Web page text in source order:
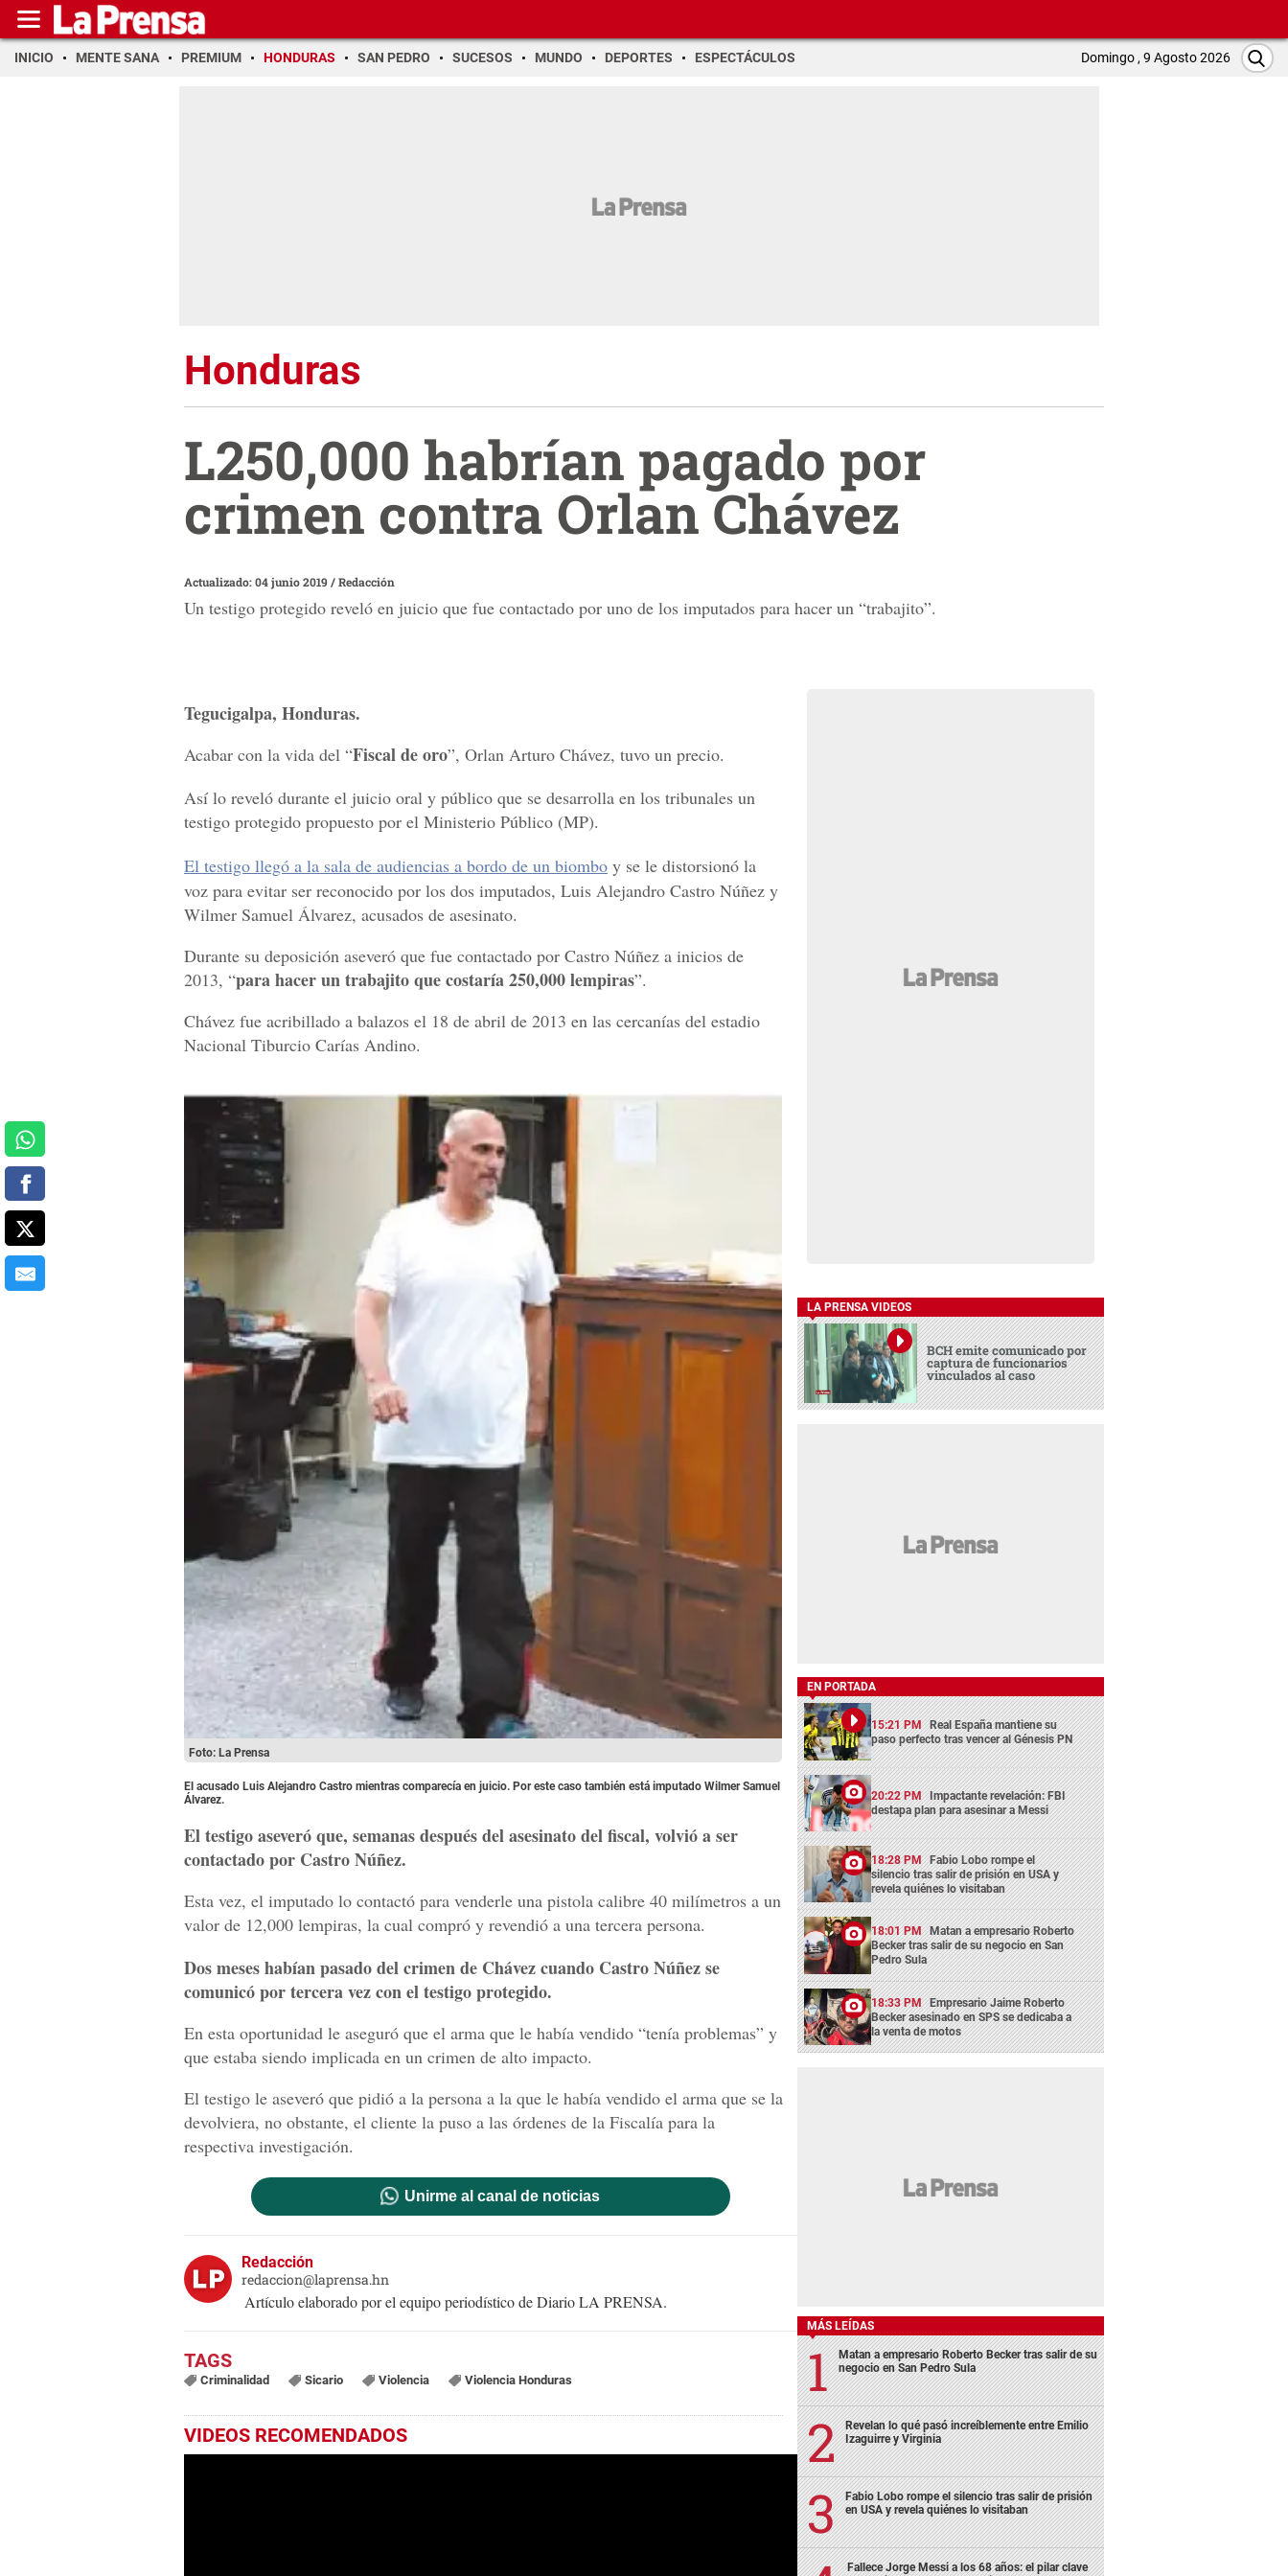
INICIO MENTE SANA PREMIUM HONDURAS SAN PEDRO SUCESOS MUNDO DEPORTES ESPECTÁCULOS Domingo , 9 Agosto 2026
Honduras
L250,000 habrían pagado por
crimen contra Orlan Chávez
Actualizado: 04 junio 2019/Redacción
Un testigo protegido reveló en juicio que fue contactado por uno de los imputados para hacer un “trabajito”.
Tegucigalpa, Honduras.
Acabar con la vida del “Fiscal de oro”, Orlan Arturo Chávez, tuvo un precio.
Así lo reveló durante el juicio oral y público que se desarrolla en los tribunales un
testigo protegido propuesto por el Ministerio Público (MP).
El testigo llegó a la sala de audiencias a bordo de un biombo y se le distorsionó la
voz para evitar ser reconocido por los dos imputados, Luis Alejandro Castro Núñez y
Wilmer Samuel Álvarez, acusados de asesinato.
Durante su deposición aseveró que fue contactado por Castro Núñez a inicios de
2013, “para hacer un trabajito que costaría 250,000 lempiras”.
Chávez fue acribillado a balazos el 18 de abril de 2013 en las cercanías del estadio
Nacional Tiburcio Carías Andino.
Foto: La Prensa
El acusado Luis Alejandro Castro mientras comparecía en juicio. Por este caso también está imputado Wilmer Samuel
Álvarez.
El testigo aseveró que, semanas después del asesinato del fiscal, volvió a ser
contactado por Castro Núñez.
Esta vez, el imputado lo contactó para venderle una pistola calibre 40 milímetros a un
valor de 12,000 lempiras, la cual compró y revendió a una tercera persona.
Dos meses habían pasado del crimen de Chávez cuando Castro Núñez se
comunicó por tercera vez con el testigo protegido.
En esta oportunidad le aseguró que el arma que le había vendido “tenía problemas” y
que estaba siendo implicada en un crimen de alto impacto.
El testigo le aseveró que pidió a la persona a la que le había vendido el arma que se la
devolviera, no obstante, el cliente la puso a las órdenes de la Fiscalía para la
respectiva investigación.
Unirme al canal de noticias
Redacción
redaccion@laprensa.hn
Artículo elaborado por el equipo periodístico de Diario LA PRENSA.
Criminalidad Sicario Violencia Violencia Honduras
VIDEOS RECOMENDADOS
LA PRENSA VIDEOS
BCH emite comunicado por
captura de funcionarios
vinculados al caso
EN PORTADA
15:21 PM Real España mantiene su
paso perfecto tras vencer al Génesis PN
20:22 PM Impactante revelación: FBI
destapa plan para asesinar a Messi
18:28 PM Fabio Lobo rompe el
silencio tras salir de prisión en USA y
revela quiénes lo visitaban
18:01 PM Matan a empresario Roberto
Becker tras salir de su negocio en San
Pedro Sula
18:33 PM Empresario Jaime Roberto
Becker asesinado en SPS se dedicaba a
la venta de motos
MÁS LEÍDAS
Matan a empresario Roberto Becker tras salir de su
negocio en San Pedro Sula
Revelan lo qué pasó increíblemente entre Emilio
Izaguirre y Virginia
Fabio Lobo rompe el silencio tras salir de prisión
en USA y revela quiénes lo visitaban
Fallece Jorge Messi a los 68 años: el pilar clave